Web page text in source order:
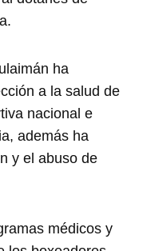
ha
a la salud de
nacional e
además ha
y el abuso de
médicos y